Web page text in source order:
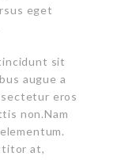
eget
sit
augue a
eros
non.Nam
at,